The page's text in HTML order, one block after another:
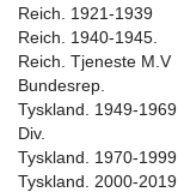
Reich. 1921-1939
Reich. 1940-1945.
Reich. Tjeneste M.V
Bundesrep.
Tyskland. 1949-1969
Div.
Tyskland. 1970-1999
Tyskland. 2000-2019